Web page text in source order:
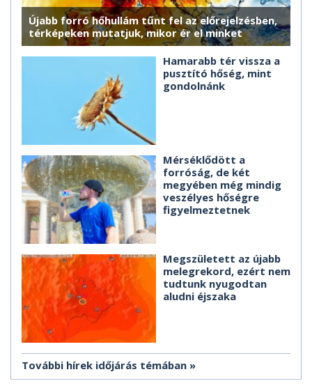
Újabb forró hőhullám tűnt fel az előrejelzésben,
térképeken mutatjuk, mikor ér el minket
Hamarabb tér vissza a
pusztító hőség, mint
gondolnánk
Mérséklődött a
forróság, de két
megyében még mindig
veszélyes hőségre
figyelmeztetnek
Megszületett az újabb
melegrekord, ezért nem
tudtunk nyugodtan
aludni éjszaka
További hírek időjárás témában